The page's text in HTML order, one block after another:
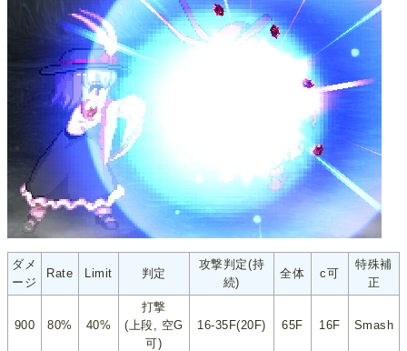
ダメ
ージ
Rate Limit 判定
攻撃判定(持
続)
全体 c可
特殊補
正
900 80% 40%
打撃
(上段, 空G
可)
16-35F(20F) 65F 16F Smash